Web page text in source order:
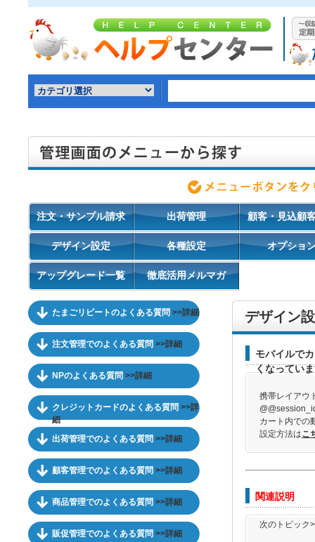
注文・サンプル請求 出荷管理 顧客・見込顧
デザイン設定 各種設定 オプショ
アップグレード一覧 徹底活用メルマガ
たまごリピートのよくある質問 >>詳細
注文管理でのよくある質問 >>詳細
NPのよくある質問 >>詳細
クレジットカードのよくある質問 >>詳
細
出荷管理でのよくある質問 >>詳細
顧客管理でのよくある質問 >>詳細
商品管理でのよくある質問 >>詳細
販促管理でのよくある質問 >>詳細
デザイン
モバイルで
くなってい
携帯レイアウ
カート内での
設定方法はこ
関連説明
次のトピック